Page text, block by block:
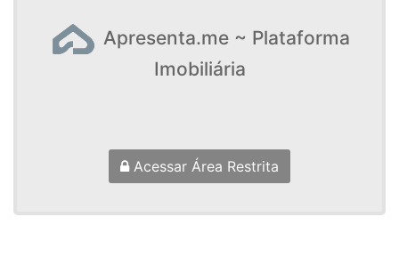
Apresenta.me ~ Plataforma
Imobiliária
Acessar Área Restrita